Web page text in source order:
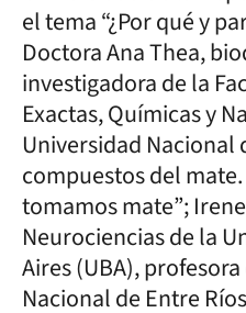
el tema “¿Por qué y
Doctora Ana Thea,
investigadora de la
Exactas, Químicas y
Universidad Nacional
compuestos del
tomamos mate”;
Neurociencias de la
Aires (UBA),
Nacional de Entre